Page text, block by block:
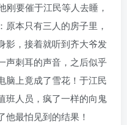
刚要催于江民等人去睡，
本只有三人的房子里，
影，接着就听到齐大爷发
声刺耳的声音，之后似乎
脑上竟成了雪花！于江民
班人员，疯了一样的向鬼
他最怕见到的结果！